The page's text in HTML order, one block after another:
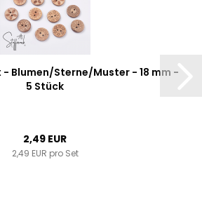
- Blumen/Sterne/Muster - 18 mm -
5 Stück
2,49 EUR
2,49 EUR pro Set